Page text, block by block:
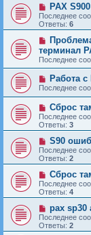
PAX
Последнее
Ответы: 6
терминал
Последнее
Работа с
Последнее
Сброс
Последнее
Ответы: 3
S90
Последнее
Ответы: 2
Сброс
Последнее
Ответы: 4
pax sp30
Последнее
Ответы: 2